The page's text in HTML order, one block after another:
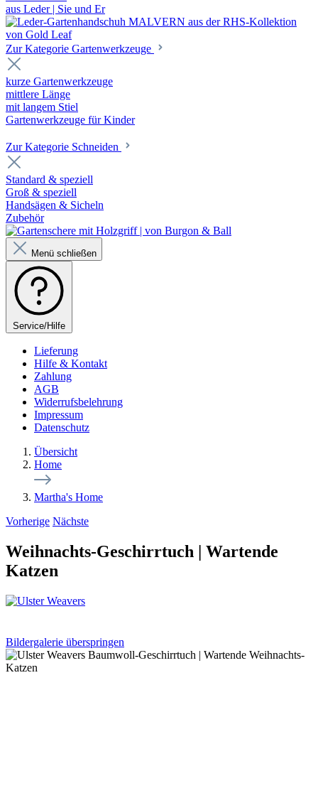
aus Leder | Sie und Er
Zur Kategorie Gartenwerkzeuge
kurze Gartenwerkzeuge
mittlere Länge
mit langem Stiel
Gartenwerkzeuge für Kinder
Zur Kategorie Schneiden
Standard & speziell
Groß & speziell
Handsägen & Sicheln
Zubehör
Menü schließen
Service/Hilfe
Lieferung
Hilfe & Kontakt
Zahlung
AGB
Widerrufsbelehrung
Impressum
Datenschutz
Übersicht
Home
Martha's Home
Vorherige Nächste
Weihnachts-Geschirrtuch | Wartende
Katzen
Bildergalerie überspringen